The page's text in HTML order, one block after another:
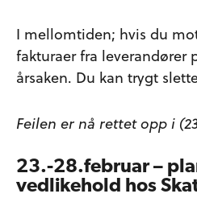
I mellomtiden; hvis du
fakturaer fra leverandører
årsaken. Du kan trygt
Feilen er nå rettet opp i
23.-28.februar –
vedlikehold hos